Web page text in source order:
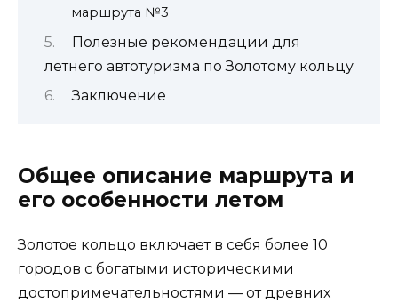
маршрута №3
Полезные рекомендации для
летнего автотуризма по Золотому кольцу
Заключение
Общее описание маршрута и
его особенности летом
Золотое кольцо включает в себя более 10
городов с богатыми историческими
достопримечательностями — от древних